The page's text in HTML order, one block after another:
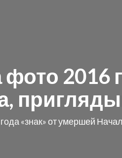
2016
«знак» от умершей